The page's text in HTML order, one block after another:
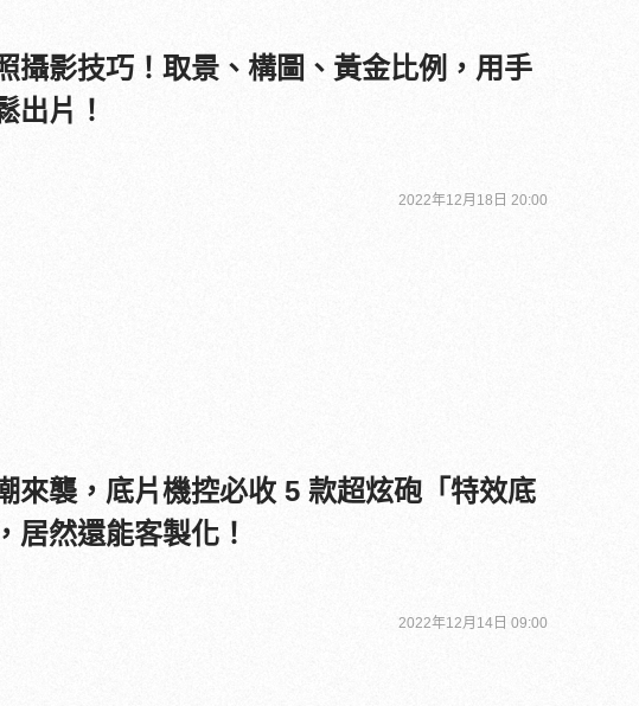
攝影技巧！取景、構圖、黃金比例，用手
出片！
2022年12月18日 20:00
來襲，底片機控必收 5 款超炫砲「特效底
居然還能客製化！
2022年12月14日 09:00